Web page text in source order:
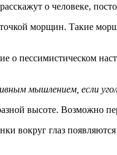
о человеке,
морщин. Такие
пессимистическом
мышлением, если
высоте. Возможно
вокруг глаз